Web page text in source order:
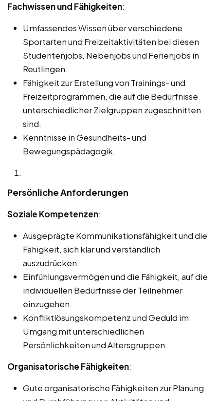
Fachwissen und Fähigkeiten:
Umfassendes Wissen über verschiedene
Sportarten und Freizeitaktivitäten bei diesen
Studentenjobs, Nebenjobs und Ferienjobs in
Reutlingen.
Fähigkeit zur Erstellung von Trainings- und
Freizeitprogrammen, die auf die Bedürfnisse
unterschiedlicher Zielgruppen zugeschnitten
sind.
Kenntnisse in Gesundheits- und
Bewegungspädagogik.
Persönliche Anforderungen
Soziale Kompetenzen:
Ausgeprägte Kommunikationsfähigkeit und die
Fähigkeit, sich klar und verständlich
auszudrücken.
Einfühlungsvermögen und die Fähigkeit, auf die
individuellen Bedürfnisse der Teilnehmer
einzugehen.
Konfliktlösungskompetenz und Geduld im
Umgang mit unterschiedlichen
Persönlichkeiten und Altersgruppen.
Organisatorische Fähigkeiten:
Gute organisatorische Fähigkeiten zur Planung